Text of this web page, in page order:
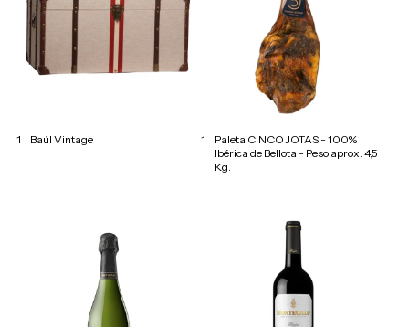
1 Baúl Vintage 1
Paleta CINCO JOTAS - 100%
Ibérica de Bellota - Peso aprox. 4,5
Kg.